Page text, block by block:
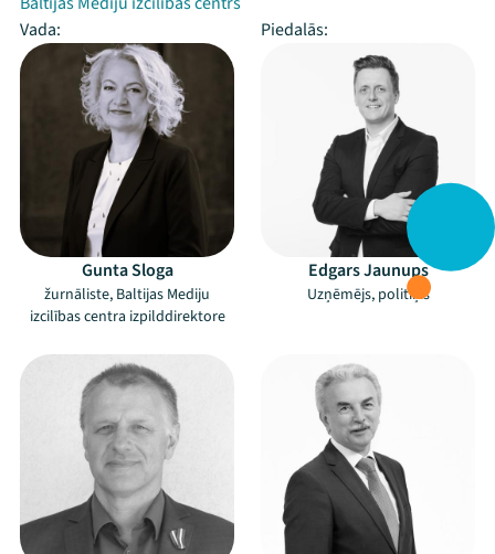
Vada:
Piedalās:
Gunta Sloga
žurnāliste, Baltijas Mediju
izcilības centra izpilddirektore
Edgars Jaunups
Uzņēmējs, politiķis